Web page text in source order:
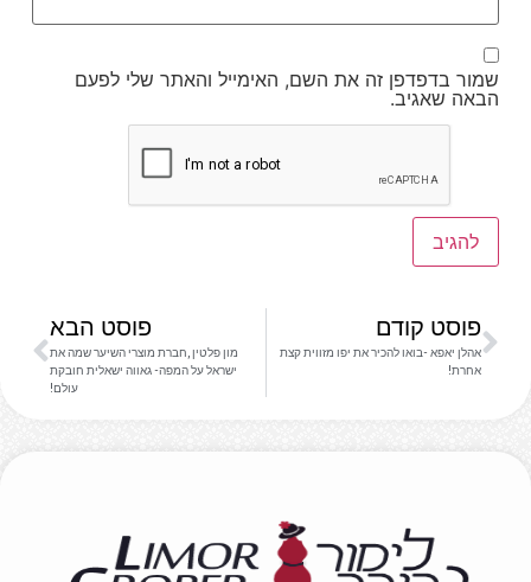
שמור בדפדפן זה את השם, האימייל והאתר שלי לפעם
הבאה שאגיב.
פוסט קודם
אהלן יאפא -בואו להכיר את יפו מזווית קצת
אחרת!
פוסט הבא
מון פלטין ,חברת מוצרי השיער שמה את
ישראל על המפה- גאווה ישאלית חובקת
עולם!